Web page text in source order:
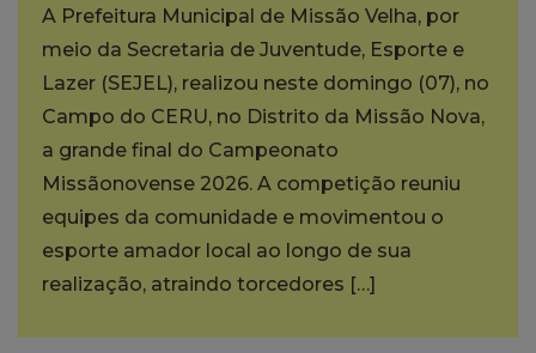
A Prefeitura Municipal de Missão Velha, por
meio da Secretaria de Juventude, Esporte e
Lazer (SEJEL), realizou neste domingo (07), no
Campo do CERU, no Distrito da Missão Nova,
a grande final do Campeonato
Missãonovense 2026. A competição reuniu
equipes da comunidade e movimentou o
esporte amador local ao longo de sua
realização, atraindo torcedores […]